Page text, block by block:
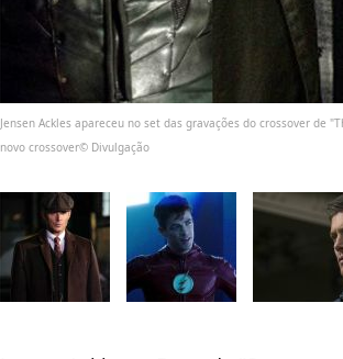
Jensen Ackles apareceu no set das gravações do crossover de
novo crossover© Divulgação